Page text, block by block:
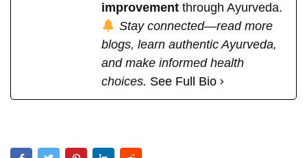
improvement through Ayurveda.
Stay connected—read more
blogs, learn authentic Ayurveda,
and make informed health
choices. See Full Bio